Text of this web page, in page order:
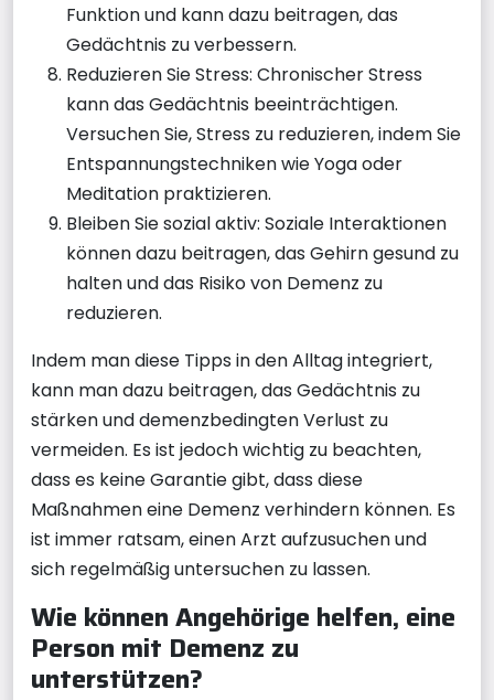
Funktion und kann dazu beitragen, das
Gedächtnis zu verbessern.
Reduzieren Sie Stress: Chronischer Stress
kann das Gedächtnis beeinträchtigen.
Versuchen Sie, Stress zu reduzieren, indem Sie
Entspannungstechniken wie Yoga oder
Meditation praktizieren.
Bleiben Sie sozial aktiv: Soziale Interaktionen
können dazu beitragen, das Gehirn gesund zu
halten und das Risiko von Demenz zu
reduzieren.
Indem man diese Tipps in den Alltag integriert,
kann man dazu beitragen, das Gedächtnis zu
stärken und demenzbedingten Verlust zu
vermeiden. Es ist jedoch wichtig zu beachten,
dass es keine Garantie gibt, dass diese
Maßnahmen eine Demenz verhindern können. Es
ist immer ratsam, einen Arzt aufzusuchen und
sich regelmäßig untersuchen zu lassen.
Wie können Angehörige helfen, eine
Person mit Demenz zu
unterstützen?